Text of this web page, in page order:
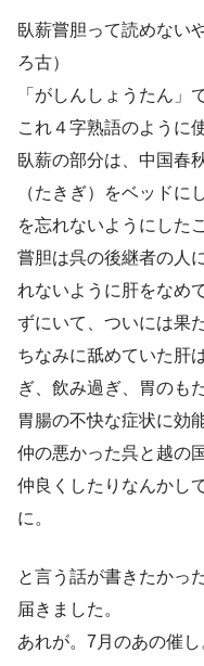
臥薪嘗胆って読めない
ろ古）
「がしんしょうたん」
これ４字熟語のように
臥薪の部分は、中国春
（たきぎ）をベッドに
を忘れないようにした
嘗胆は呉の後継者の人
れないように肝をなめ
ずにいて、ついには果
ちなみに舐めていた肝
ぎ、飲み過ぎ、胃のも
胃腸の不快な症状に効
仲の悪かった呉と越の
仲良くしたりなんかし
に。
と言う話が書きたかっ
届きました。
あれが。7月のあの催し